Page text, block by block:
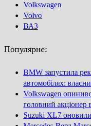
Volkswagen
Volvo
ВАЗ
Популярне:
BMW запустила
автомобілях:
Volkswagen
головний акціонер
Suzuki XL7